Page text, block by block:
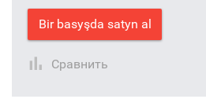
Bir basyşda satyn al
Сравнить